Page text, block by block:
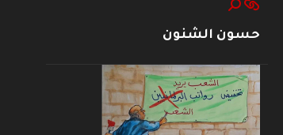
حسون الشنون